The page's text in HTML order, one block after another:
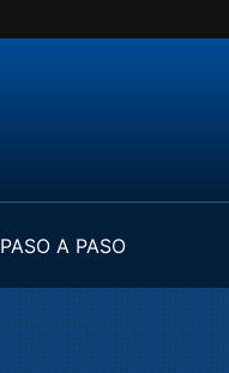
PASO A PASO